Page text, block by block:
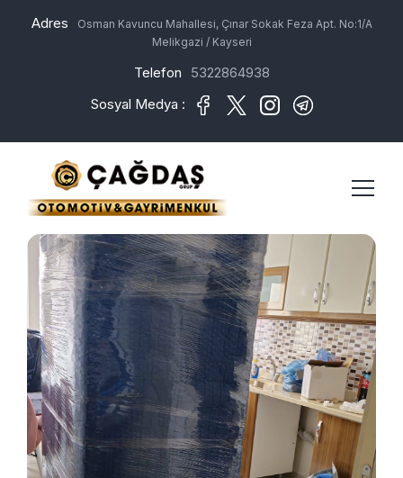
Adres
Osman Kavuncu Mahallesi, Çınar Sokak Feza Apt. No:1/A
Melikgazi / Kayseri
Telefon
5322864938
Sosyal Medya :